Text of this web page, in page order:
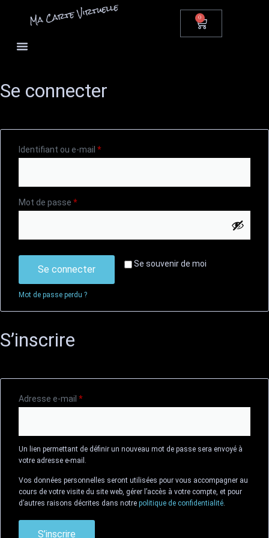
0
Se connecter
Identifiant ou e-mail *
Mot de passe *
Se souvenir de moi
Se connecter
Mot de passe perdu ?
S’inscrire
Adresse e-mail *
Un lien permettant de définir un nouveau mot de passe sera envoyé à
votre adresse e-mail.
Vos données personnelles seront utilisées pour vous accompagner au
cours de votre visite du site web, gérer l’accès à votre compte, et pour
d’autres raisons décrites dans notre politique de confidentialité.
S’inscrire